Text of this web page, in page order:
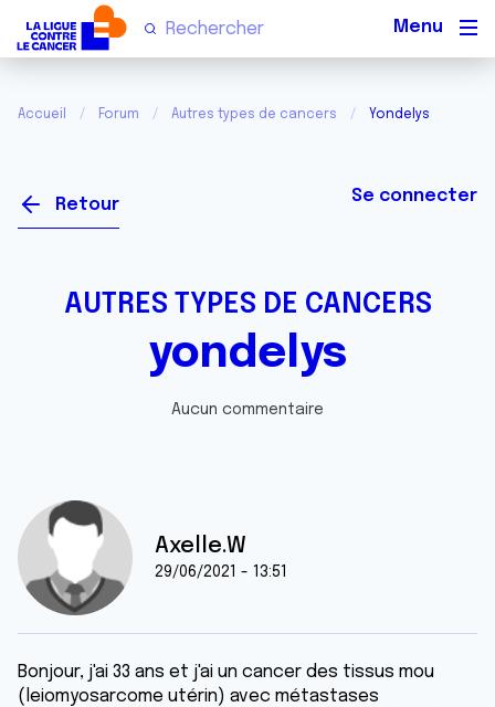
Accueil Forum Autres types de cancers Yondelys
Retour Se connecter
AUTRES TYPES DE CANCERS
yondelys
Aucun commentaire
Axelle.W
29/06/2021 - 13:51
Bonjour, j'ai 33 ans et j'ai un cancer des tissus mou
(leiomyosarcome utérin) avec métastases